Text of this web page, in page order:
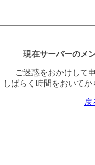
現在サーバーのメ
ご迷惑をおかけして
しばらく時間をおいてか
戻